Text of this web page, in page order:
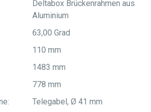
Deltabox Brückenrahmen aus
Aluminium
63,00 Grad
110 mm
1483 mm
778 mm
Telegabel, Ø 41 mm